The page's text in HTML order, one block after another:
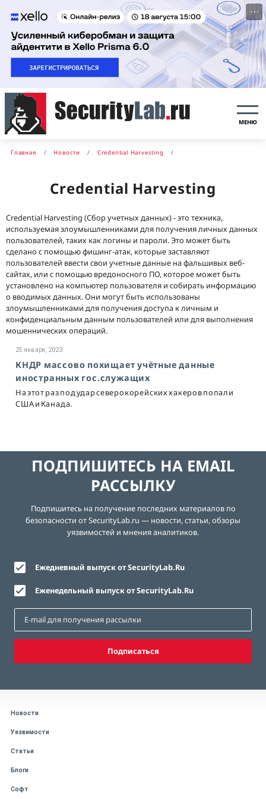
···
МЕНЮ
Главная Новости Credential Harvesting
Credential Harvesting
Credential Harvesting (Сбор учетных данных) - это техника,
используемая злоумышленниками для получения личных данных
пользователей, таких как логины и пароли. Это может быть
сделано с помощью фишинг-атак, которые заставляют
пользователей ввести свои учетные данные на фальшивых веб-
сайтах, или с помощью вредоносного ПО, которое может быть
установлено на компьютер пользователя и собирать информацию
о вводимых данных. Они могут быть использованы
злоумышленниками для получения доступа к личным и
конфиденциальным данным пользователей или для выполнения
мошеннических операций.
25 января, 2023
КНДР массово похищает учётные данные
иностранных гос.служащих
На этот раз под удар северокорейских хакеров попали
США и Канада.
ПОДПИШИТЕСЬ НА EMAIL
РАССЫЛКУ
Подпишитесь на получение последних материалов по
безопасности от SecurityLab.ru — новости, статьи, обзоры
уязвимостей и мнения аналитиков.
Ежедневный выпуск от SecurityLab.Ru
Еженедельный выпуск от SecurityLab.Ru
Подписаться
Новости
Уязвимости
Статьи
Блоги
Софт